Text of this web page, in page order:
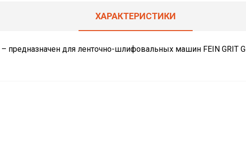
ХАРАКТЕРИСТИКИ
– предназначен для ленточно-шлифовальных машин FEIN GRIT